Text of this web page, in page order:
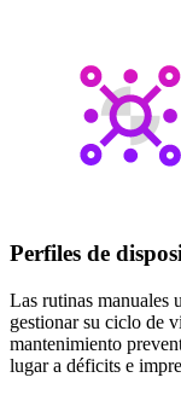
Perfiles de
Las rutinas manuales
gestionar su ciclo de
mantenimiento
lugar a déficits e